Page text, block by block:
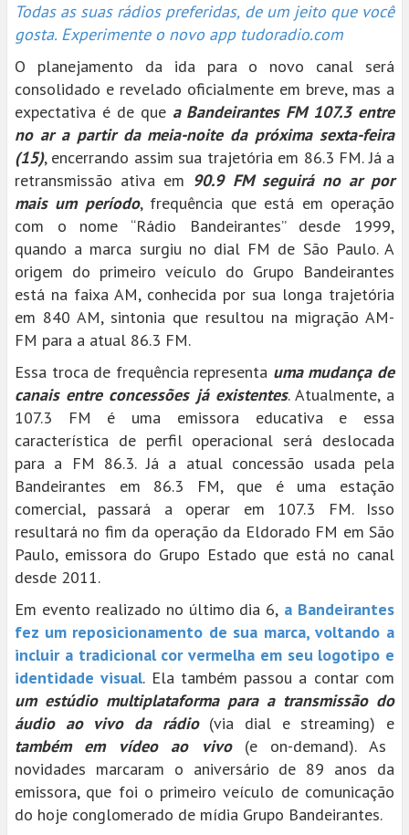
Todas as suas rádios preferidas, de um jeito que você
gosta. Experimente o novo app tudoradio.com
O planejamento da ida para o novo canal será
consolidado e revelado oficialmente em breve, mas a
expectativa é de que a Bandeirantes FM 107.3 entre
no ar a partir da meia-noite da próxima sexta-feira
(15), encerrando assim sua trajetória em 86.3 FM. Já a
retransmissão ativa em 90.9 FM seguirá no ar por
mais um período, frequência que está em operação
com o nome “Rádio Bandeirantes” desde 1999,
quando a marca surgiu no dial FM de São Paulo. A
origem do primeiro veículo do Grupo Bandeirantes
está na faixa AM, conhecida por sua longa trajetória
em 840 AM, sintonia que resultou na migração AM-
FM para a atual 86.3 FM.
Essa troca de frequência representa uma mudança de
canais entre concessões já existentes. Atualmente, a
107.3 FM é uma emissora educativa e essa
característica de perfil operacional será deslocada
para a FM 86.3. Já a atual concessão usada pela
Bandeirantes em 86.3 FM, que é uma estação
comercial, passará a operar em 107.3 FM. Isso
resultará no fim da operação da Eldorado FM em São
Paulo, emissora do Grupo Estado que está no canal
desde 2011.
Em evento realizado no último dia 6, a Bandeirantes
fez um reposicionamento de sua marca, voltando a
incluir a tradicional cor vermelha em seu logotipo e
identidade visual. Ela também passou a contar com
um estúdio multiplataforma para a transmissão do
áudio ao vivo da rádio(via dial e streaming) e
também em vídeo ao vivo (e on-demand). As
novidades marcaram o aniversário de 89 anos da
emissora, que foi o primeiro veículo de comunicação
do hoje conglomerado de mídia Grupo Bandeirantes.